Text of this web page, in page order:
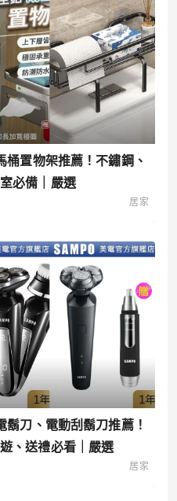
置物架推薦！不鏽鋼、
必備｜嚴選
居家
刀、電動刮鬍刀推薦！
、送禮必看｜嚴選
居家